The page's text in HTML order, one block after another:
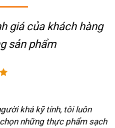
giá của khách hàng
sản phẩm
khá kỹ tính, tôi luôn
những thực phẩm sạch